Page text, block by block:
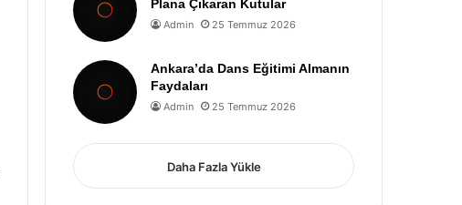
Plana Çıkaran Kutular
Admin 25 Temmuz 2026
Ankara’da Dans Eğitimi Almanın
Faydaları
Admin 25 Temmuz 2026
Daha Fazla Yükle